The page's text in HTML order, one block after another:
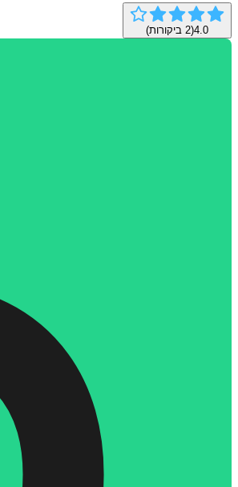
4.0
(
2 ביקורות)